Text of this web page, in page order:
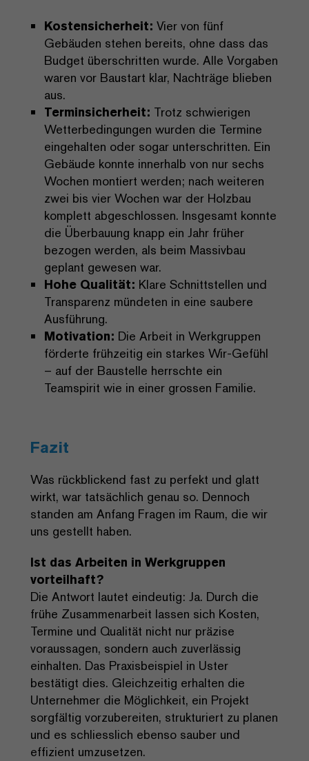
Kostensicherheit: Vier von fünf
Gebäuden stehen bereits, ohne dass das
Budget überschritten wurde. Alle Vorgaben
waren vor Baustart klar, Nachträge blieben
aus.
Terminsicherheit: Trotz schwierigen
Wetterbedingungen wurden die Termine
eingehalten oder sogar unterschritten. Ein
Gebäude konnte innerhalb von nur sechs
Wochen montiert werden; nach weiteren
zwei bis vier Wochen war der Holzbau
komplett abgeschlossen. Insgesamt konnte
die Überbauung knapp ein Jahr früher
bezogen werden, als beim Massivbau
geplant gewesen war.
Hohe Qualität: Klare Schnittstellen und
Transparenz mündeten in eine saubere
Ausführung.
Motivation: Die Arbeit in Werkgruppen
förderte frühzeitig ein starkes Wir-Gefühl
– auf der Baustelle herrschte ein
Teamspirit wie in einer grossen Familie.
Fazit
Was rückblickend fast zu perfekt und glatt
wirkt, war tatsächlich genau so. Dennoch
standen am Anfang Fragen im Raum, die wir
uns gestellt haben.
Ist das Arbeiten in Werkgruppen
vorteilhaft?
Die Antwort lautet eindeutig: Ja. Durch die
frühe Zusammenarbeit lassen sich Kosten,
Termine und Qualität nicht nur präzise
voraussagen, sondern auch zuverlässig
einhalten. Das Praxisbeispiel in Uster
bestätigt dies. Gleichzeitig erhalten die
Unternehmer die Möglichkeit, ein Projekt
sorgfältig vorzubereiten, strukturiert zu planen
und es schliesslich ebenso sauber und
effizient umzusetzen.